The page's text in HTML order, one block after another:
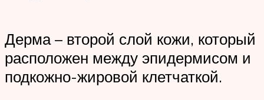
Дерма – второй слой кожи, который
расположен между эпидермисом и
подкожно-жировой клетчаткой.